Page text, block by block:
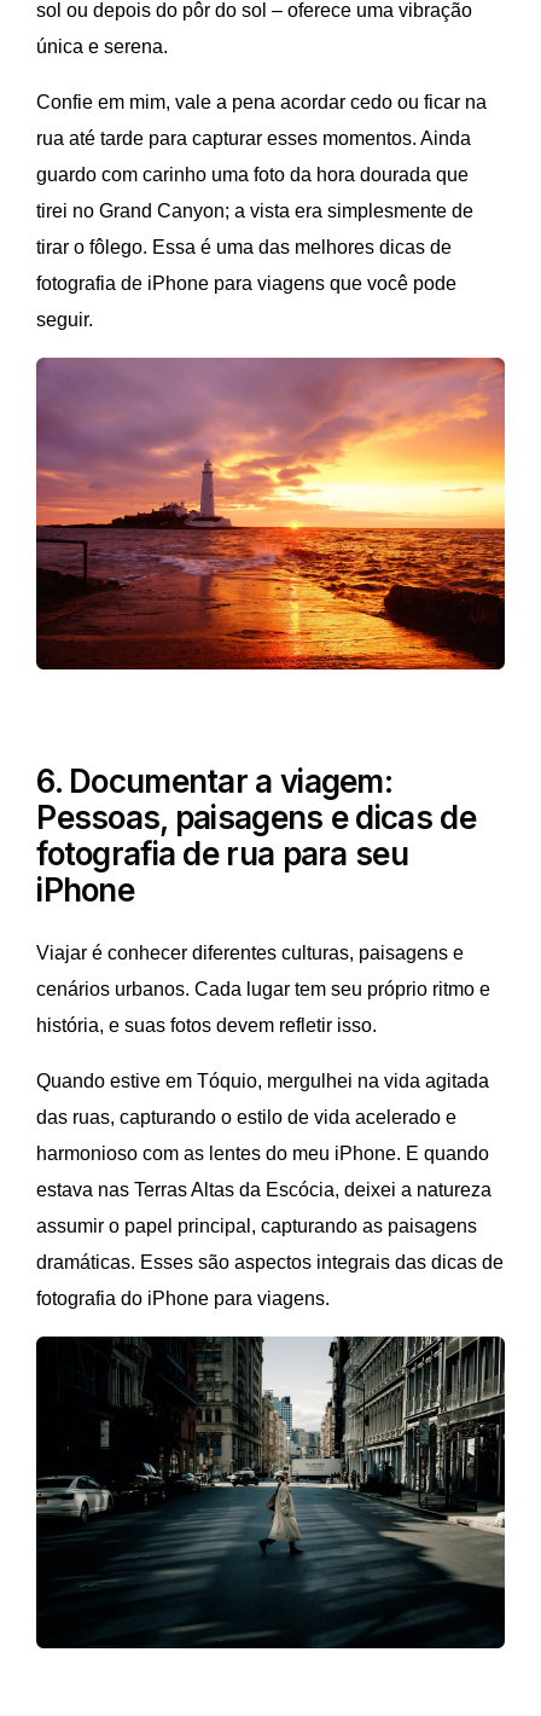
sol ou depois do pôr do sol – oferece uma vibração
única e serena.
Confie em mim, vale a pena acordar cedo ou ficar na
rua até tarde para capturar esses momentos. Ainda
guardo com carinho uma foto da hora dourada que
tirei no Grand Canyon; a vista era simplesmente de
tirar o fôlego. Essa é uma das melhores dicas de
fotografia de iPhone para viagens que você pode
seguir.
6. Documentar a viagem:
Pessoas, paisagens e dicas de
fotografia de rua para seu
iPhone
Viajar é conhecer diferentes culturas, paisagens e
cenários urbanos. Cada lugar tem seu próprio ritmo e
história, e suas fotos devem refletir isso.
Quando estive em Tóquio, mergulhei na vida agitada
das ruas, capturando o estilo de vida acelerado e
harmonioso com as lentes do meu iPhone. E quando
estava nas Terras Altas da Escócia, deixei a natureza
assumir o papel principal, capturando as paisagens
dramáticas. Esses são aspectos integrais das dicas de
fotografia do iPhone para viagens.